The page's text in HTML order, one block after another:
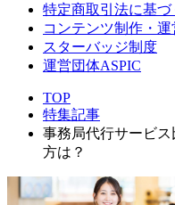
特定商取引法に基づ
コンテンツ制作・
スターバッジ制度
運営団体ASPIC
TOP
特集記事
事務局代行サービ
方は？